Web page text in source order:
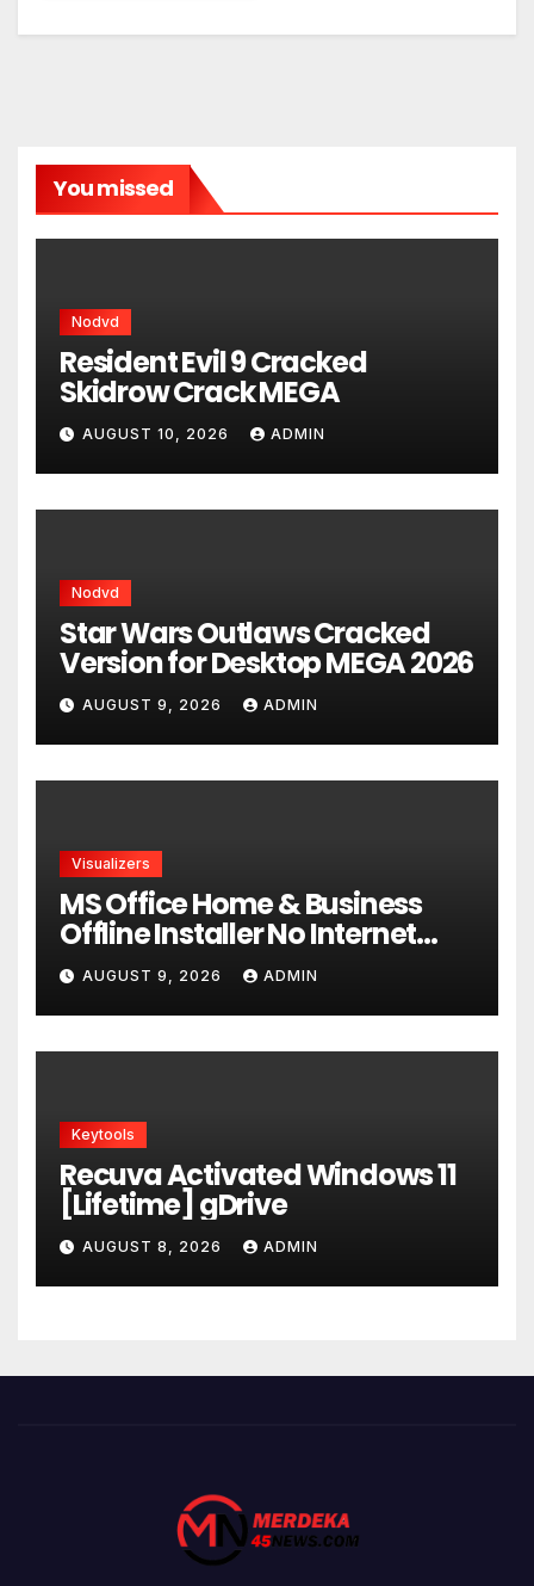
You missed
Nodvd
Resident Evil 9 Cracked
Skidrow Crack MEGA
AUGUST 10, 2026 ADMIN
Nodvd
Star Wars Outlaws Cracked
Version for Desktop MEGA 2026
AUGUST 9, 2026 ADMIN
Visualizers
MS Office Home & Business
Offline Installer No Internet
Required P2P release
AUGUST 9, 2026 ADMIN
Keytools
Recuva Activated Windows 11
[Lifetime] gDrive
AUGUST 8, 2026 ADMIN